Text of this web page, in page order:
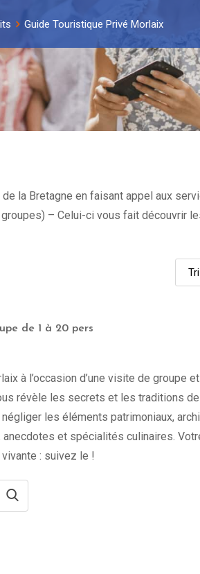
Guide Touristique Privé Morlaix
la Bretagne en faisant appel aux
– Celui-ci vous fait découvrir
de 1 à 20 pers
à l’occasion d’une visite de
révèle les secrets et les traditions
les éléments patrimoniaux,
et spécialités culinaires.
: suivez le !